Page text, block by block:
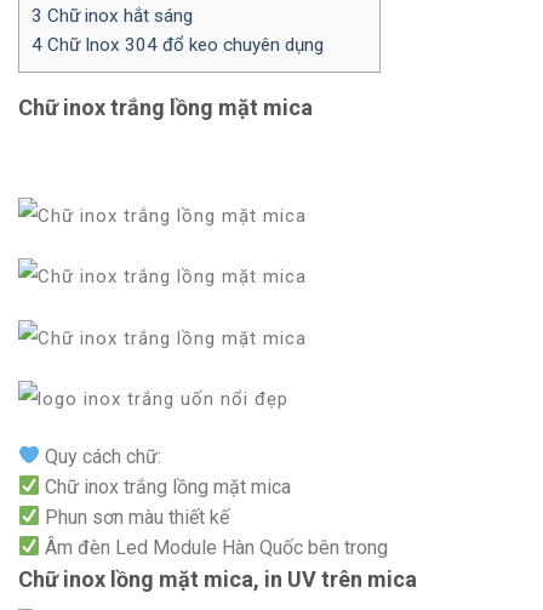
3 Chữ inox hắt sáng
4 Chữ Inox 304 đổ keo chuyên dụng
Chữ inox trắng lồng mặt mica
Quy cách chữ:
Chữ inox trắng lồng mặt mica
Phun sơn màu thiết kế
Âm đèn Led Module Hàn Quốc bên trong
Chữ inox lồng mặt mica, in UV trên mica